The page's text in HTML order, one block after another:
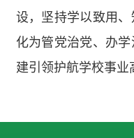
设，坚持学以致用
化为管党治党、办
建引领护航学校事业